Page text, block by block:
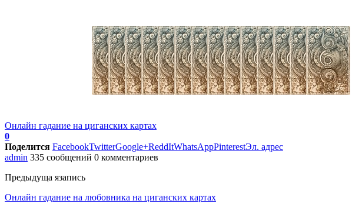
Онлайн гадание на циганских картах
0
Поделится FacebookTwitterGoogle+ReddItWhatsAppPinterestЭл. адрес
admin 335 сообщений 0 комментариев
Предыдуща язапись
Онлайн гадание на любовника на циганских картах